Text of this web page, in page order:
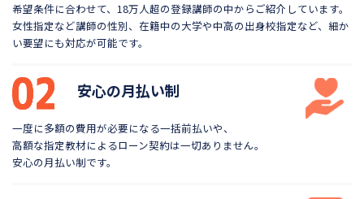
希望条件に合わせて、18万人超の登録講師の中から ご紹介しています。
女性指定など講師の性別、在籍中の大学や中高の出身校指定など、細か
い要望にも対応が可能です。
安心の月払い制
一度に多額の費用が必要になる一括前払いや、
高額な指定教材によるローン契約は一切ありません。
安心の月払い制です。